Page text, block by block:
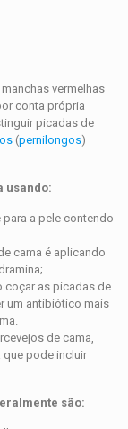
vermelhas
conta própria
picadas de
(pernilongos)
usando:
a pele contendo
cama é aplicando
coçar as picadas de
um antibiótico mais
de cama,
que pode incluir
são: